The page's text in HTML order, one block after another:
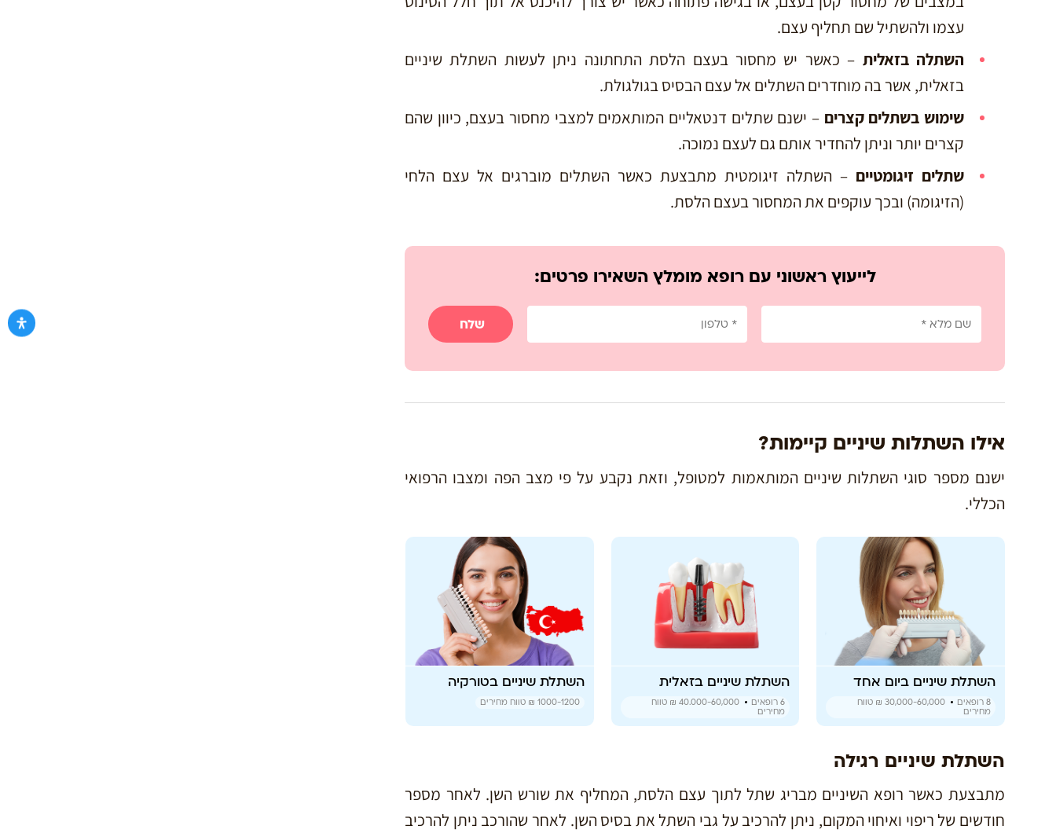
עצמו ולהשתיל שם תחליף עצם.
השתלה בזאלית – כאשר יש מחסור בעצם הלסת התחתונה ניתן לעשות השתלת שיניים
בזאלית, אשר בה מוחדרים השתלים אל עצם הבסיס בגולגולת.
שימוש בשתלים קצרים – ישנם שתלים דנטאליים המותאמים למצבי מחסור בעצם, כיוון שהם
קצרים יותר וניתן להחדיר אותם גם לעצם נמוכה.
שתלים זיגומטיים – השתלה זיגומטית מתבצעת כאשר השתלים מוברגים אל עצם הלחי
(הזיגומה) ובכך עוקפים את המחסור בעצם הלסת.
לייעוץ ראשוני עם רופא מומלץ השאירו פרטים:
שלח
אילו השתלות שיניים קיימות?
ישנם מספר סוגי השתלות שיניים המותאמות למטופל, וזאת נקבע על פי מצב הפה ומצבו הרפואי
הכללי.
השתלת שיניים ביום אחד
8 רופאים 30,000-60,000 ₪
טווח
מחירים
השתלת שיניים בזאלית
6רופאים 40.000-60,000 ₪
טווח
מחירים
השתלת שיניים בטורקיה
1000-1200 ₪ טווח מחירים
השתלת שיניים רגילה
מתבצעת כאשר רופא השיניים מבריג שתל לתוך עצם הלסת, המחליף את שורש השן. לאחר מספר
חודשים של ריפוי ואיחוי המקום, ניתן להרכיב על גבי השתל את בסיס השן. לאחר שהורכב ניתן להרכיב